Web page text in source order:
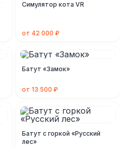
Симулятор кота VR
от 42 000 ₽
Батут «Замок»
от 13 500 ₽
Батут с горкой «Русский
лес»